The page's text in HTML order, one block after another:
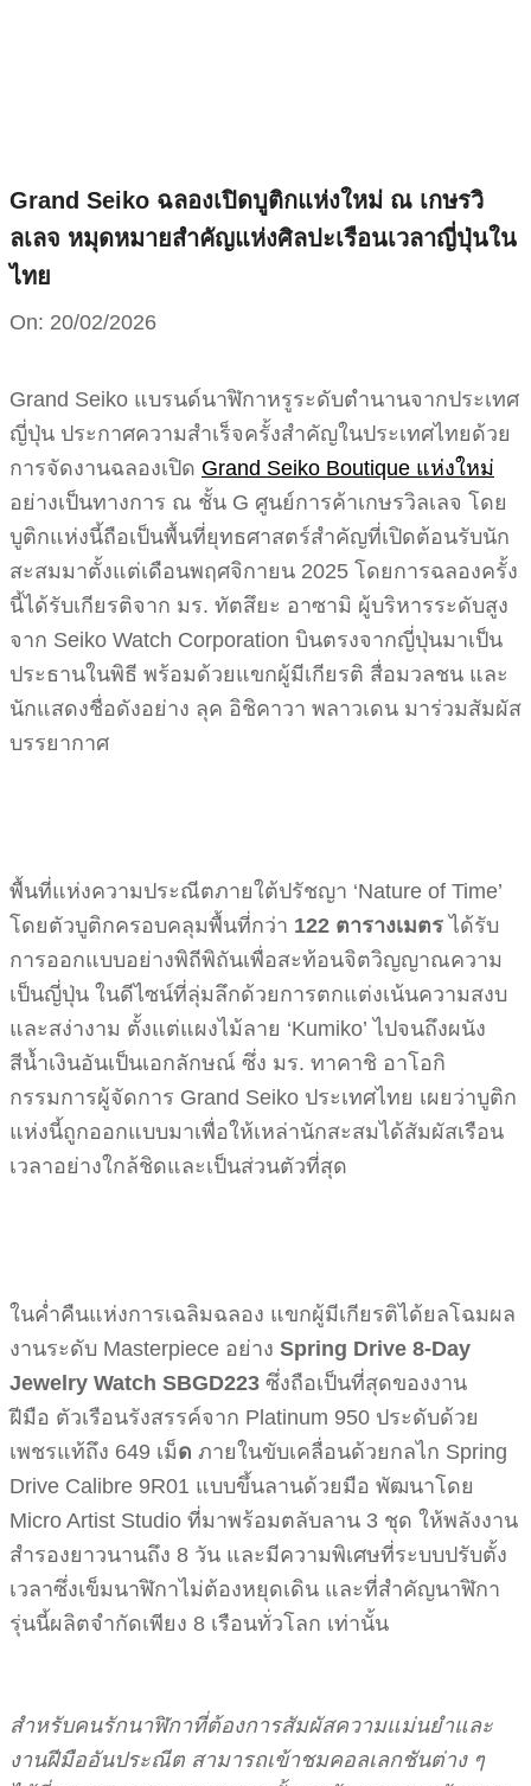
Grand Seiko ฉลองเปิดบูติกแห่งใหม่ ณ เกษรวิ
ลเลจ หมุดหมายสำคัญแห่งศิลปะเรือนเวลาญี่ปุ่นใน
ไทย
On: 20/02/2026
Grand Seiko แบรนด์นาฬิกาหรูระดับตำนานจากประเทศ
ญี่ปุ่น ประกาศความสำเร็จครั้งสำคัญในประเทศไทยด้วย
การจัดงานฉลองเปิด Grand Seiko Boutique แห่งใหม่
อย่างเป็นทางการ ณ ชั้น G ศูนย์การค้าเกษรวิลเลจ โดย
บูติกแห่งนี้ถือเป็นพื้นที่ยุทธศาสตร์สำคัญที่เปิดต้อนรับนัก
สะสมมาตั้งแต่เดือนพฤศจิกายน 2025 โดยการฉลองครั้ง
นี้ได้รับเกียรติจาก มร. ทัตสึยะ อาซามิ ผู้บริหารระดับสูง
จาก Seiko Watch Corporation บินตรงจากญี่ปุ่นมาเป็น
ประธานในพิธี พร้อมด้วยแขกผู้มีเกียรติ สื่อมวลชน และ
นักแสดงชื่อดังอย่าง ลุค อิชิคาวา พลาวเดน มาร่วมสัมผัส
บรรยากาศ
พื้นที่แห่งความประณีตภายใต้ปรัชญา ‘Nature of Time’
โดยตัวบูติกครอบคลุมพื้นที่กว่า 122 ตารางเมตร ได้รับ
การออกแบบอย่างพิถีพิถันเพื่อสะท้อนจิตวิญญาณความ
เป็นญี่ปุ่น ในดีไซน์ที่ลุ่มลึกด้วยการตกแต่งเน้นความสงบ
และสง่างาม ตั้งแต่แผงไม้ลาย ‘Kumiko’ ไปจนถึงผนัง
สีน้ำเงินอันเป็นเอกลักษณ์ ซึ่ง มร. ทาคาชิ อาโอกิ
กรรมการผู้จัดการ Grand Seiko ประเทศไทย เผยว่าบูติก
แห่งนี้ถูกออกแบบมาเพื่อให้เหล่านักสะสมได้สัมผัสเรือน
เวลาอย่างใกล้ชิดและเป็นส่วนตัวที่สุด
ในค่ำคืนแห่งการเฉลิมฉลอง แขกผู้มีเกียรติได้ยลโฉมผล
งานระดับ Masterpiece อย่าง Spring Drive 8-Day
Jewelry Watch SBGD223 ซึ่งถือเป็นที่สุดของงาน
ฝีมือ ตัวเรือนรังสรรค์จาก Platinum 950 ประดับด้วย
เพชรแท้ถึง 649 เม็ด ภายในขับเคลื่อนด้วยกลไก Spring
Drive Calibre 9R01 แบบขึ้นลานด้วยมือ พัฒนาโดย
Micro Artist Studio ที่มาพร้อมตลับลาน 3 ชุด ให้พลังงาน
สำรองยาวนานถึง 8 วัน และมีความพิเศษที่ระบบปรับตั้ง
เวลาซึ่งเข็มนาฬิกาไม่ต้องหยุดเดิน และที่สำคัญนาฬิกา
รุ่นนี้ผลิตจำกัดเพียง 8 เรือนทั่วโลก เท่านั้น
สำหรับคนรักนาฬิกาที่ต้องการสัมผัสความแม่นยำและ
งานฝีมืออันประณีต สามารถเข้าชมคอลเลกชันต่าง ๆ